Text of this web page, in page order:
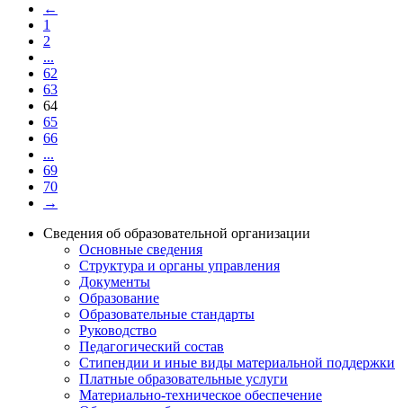
←
1
2
...
62
63
64
65
66
...
69
70
→
Сведения об образовательной организации
Основные сведения
Структура и органы управления
Документы
Образование
Образовательные стандарты
Руководство
Педагогический состав
Стипендии и иные виды материальной поддержки
Платные образовательные услуги
Материально-техническое обеспечение